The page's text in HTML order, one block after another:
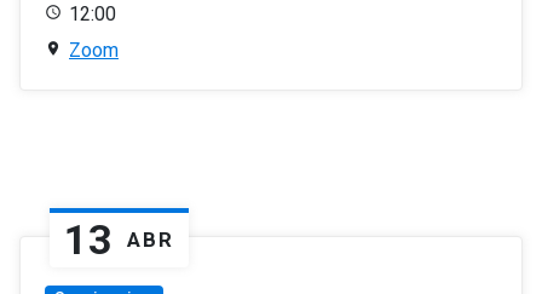
12:00
Zoom
13 ABR